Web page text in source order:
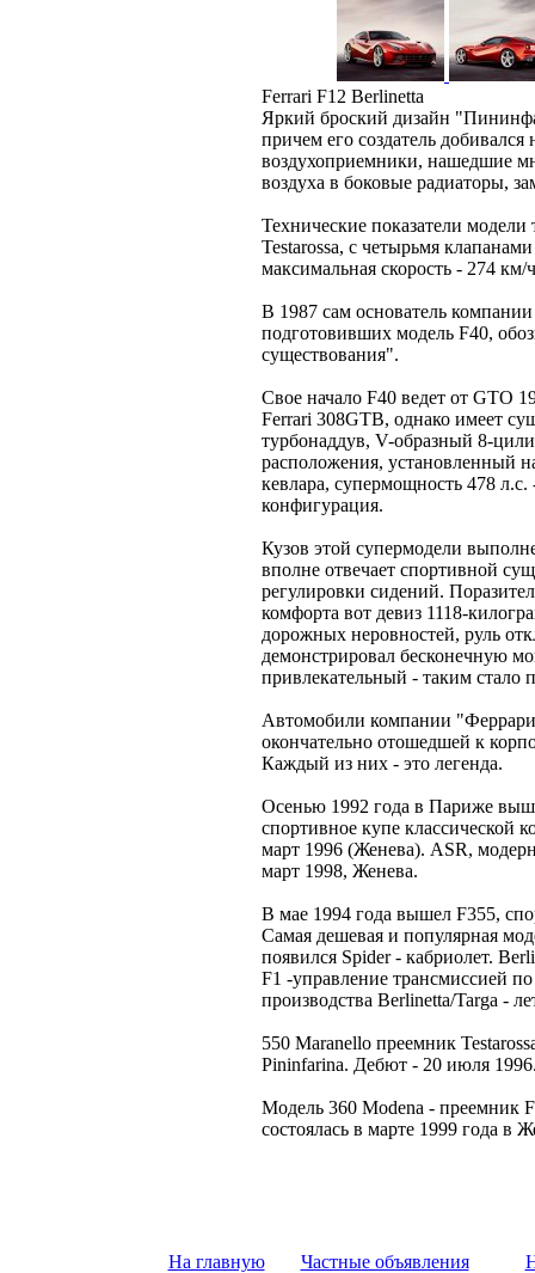
Ferrari F12 Berlinetta
Яркий броский дизайн
причем его создатель
воздухоприемники, нашедшие
воздуха в боковые радиаторы,
Технические показатели
Testarossa, с четырьмя
максимальная скорость - 274 км/
В 1987 сам основатель
подготовивших модель F40,
существования".
Свое начало F40 ведет от GTO
Ferrari 308GTB, однако имеет
турбонаддув, V-образный 8-
расположения, установленный
кевлара, супермощность 478 л.с.
конфигурация.
Кузов этой супермодели
вполне отвечает спортивной
регулировки сидений.
комфорта вот девиз 1118-
дорожных неровностей, руль
демонстрировал бесконечную
привлекательный - таким стало
Автомобили компании
окончательно отошедшей к
Каждый из них - это легенда.
Осенью 1992 года в Париже
спортивное купе классической
март 1996 (Женева). ASR,
март 1998, Женева.
В мае 1994 года вышел F355,
Самая дешевая и популярная
появился Spider - кабриолет.
F1 -управление трансмиссией
производства Berlinetta/Targa -
550 Maranello преемник
Pininfarina. Дебют - 20 июля
Модель 360 Modena - преемник
состоялась в марте 1999 года в
На главную Частные объявления